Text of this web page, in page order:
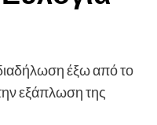
έξω από το
εξάπλωση της